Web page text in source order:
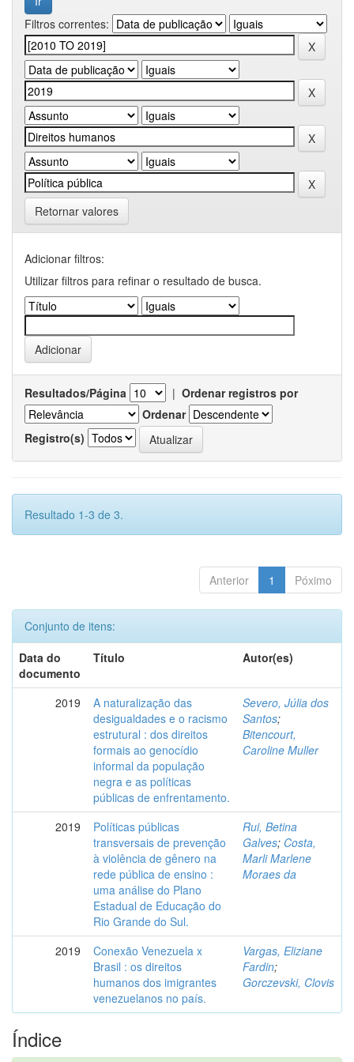
Filtros correntes:
Retornar valores
Adicionar filtros:
Utilizar filtros para refinar o resultado de busca.
Resultados/Página | Ordenar registros por
Ordenar
Registro(s)
Resultado 1-3 de 3.
Anterior 1 Póximo
Conjunto de itens:
Data do
documento
Título Autor(es)
2019
A naturalização das
desigualdades e o racismo
estrutural : dos direitos
formais ao genocídio
informal da população
negra e as políticas
públicas de enfrentamento.
Severo, Júlia dos
Santos;
Bitencourt,
Caroline Muller
2019
Políticas públicas
transversais de prevenção
à violência de gênero na
rede pública de ensino :
uma análise do Plano
Estadual de Educação do
Rio Grande do Sul.
Rui, Betina
Galves; Costa,
Marli Marlene
Moraes da
2019
Conexão Venezuela x
Brasil : os direitos
humanos dos imigrantes
venezuelanos no país.
Vargas, Eliziane
Fardin;
Gorczevski, Clovis
Índice